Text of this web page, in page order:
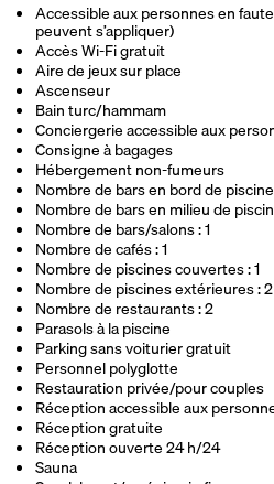
Accessible aux personnes en
peuvent s’appliquer)
Accès Wi-Fi gratuit
Aire de jeux sur place
Ascenseur
Bain turc/hammam
Conciergerie accessible aux
Consigne à bagages
Hébergement non-fumeurs
Nombre de bars en bord de piscine
Nombre de bars en milieu de
Nombre de bars/salons : 1
Nombre de cafés : 1
Nombre de piscines couvertes : 1
Nombre de piscines extérieures : 2
Nombre de restaurants : 2
Parasols à la piscine
Parking sans voiturier gratuit
Personnel polyglotte
Restauration privée/pour couples
Réception accessible aux
Réception gratuite
Réception ouverte 24 h/24
Sauna